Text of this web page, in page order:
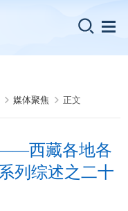
媒体聚焦 正文
西藏各地各
列综述之二十